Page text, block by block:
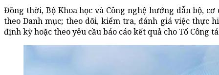
Đồng thời, Bộ Khoa học và Công nghệ hướng dẫn bộ,
theo Danh mục; theo dõi, kiểm tra, đánh giá việc thực
định kỳ hoặc theo yêu cầu báo cáo kết quả cho Tổ Công